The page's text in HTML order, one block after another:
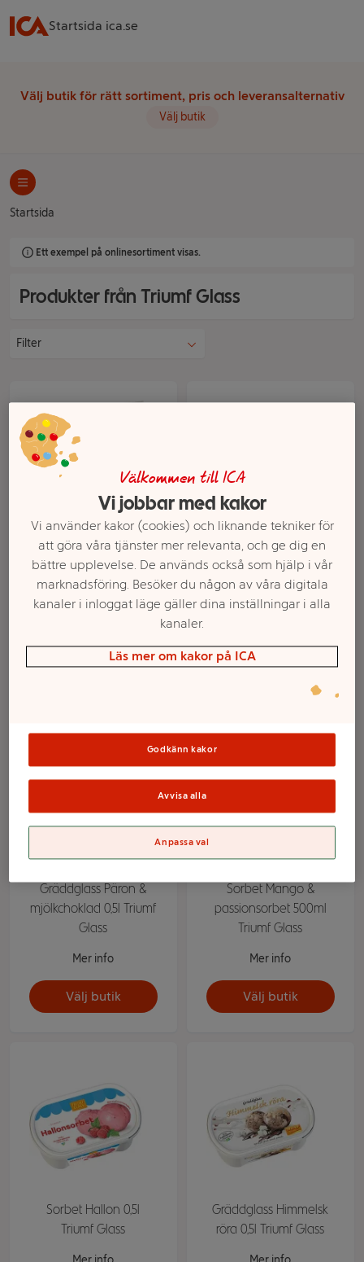
Startsida ica.se
Välj butik för rätt sortiment, pris och leveransalternativ
Välj butik
Startsida
Ett exempel på onlinesortiment visas.
Produkter från Triumf Glass
Filter
Glasstrut Kalas
Jordgubb & vanilj
2200ml 20-p Triumf
Glass
Gräddglass
Gammaldags vanilj 0,5l
Triumf Glass
Gräddglass Päron &
mjölkchoklad 0,5l Triumf
Glass
Mer info
Välj butik
Sorbet Mango &
passionsorbet 500ml
Triumf Glass
Mer info
Välj butik
Sorbet Hallon 0,5l
Triumf Glass
Gräddglass Himmelsk
röra 0,5l Triumf Glass
Välkommen till ICA
Vi jobbar med kakor
Vi använder kakor (cookies) och liknande tekniker för
att göra våra tjänster mer relevanta, och ge dig en
bättre upplevelse. De används också som hjälp i vår
marknadsföring. Besöker du någon av våra digitala
kanaler i inloggat läge gäller dina inställningar i alla
kanaler.
Läs mer om kakor på ICA
Godkänn kakor
Avvisa alla
Anpassa val